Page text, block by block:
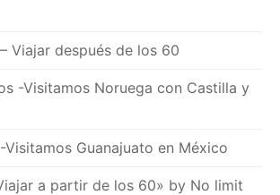
Viajar después de los 60
-Visitamos Noruega con Castilla y
Visitamos Guanajuato en México
a partir de los 60» by No limit